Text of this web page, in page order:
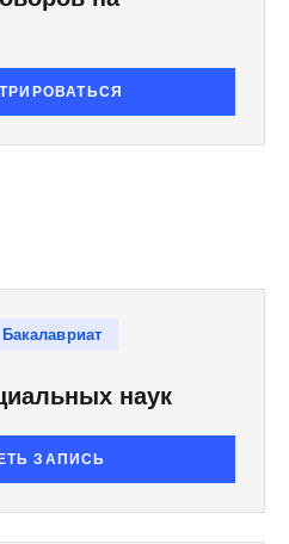
Бакалавриат
наук
ЗАПИСЬ